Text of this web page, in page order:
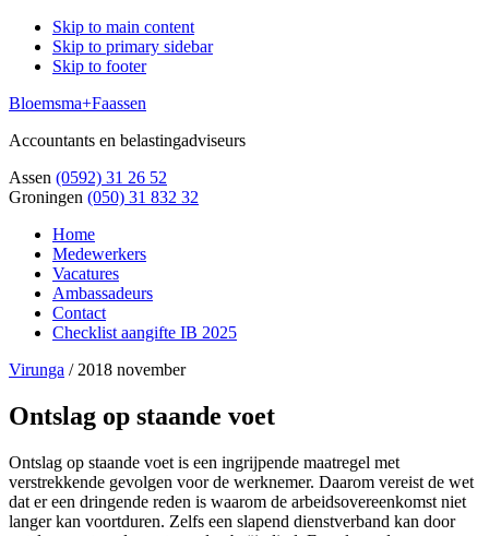
Skip to main content
Skip to primary sidebar
Skip to footer
Bloemsma+Faassen
Accountants en belastingadviseurs
Assen (0592) 31 26 52
Groningen (050) 31 832 32
Home
Medewerkers
Vacatures
Ambassadeurs
Contact
Checklist aangifte IB 2025
Virunga / 2018 november
Ontslag op staande voet
Ontslag op staande voet is een ingrijpende maatregel met
verstrekkende gevolgen voor de werknemer. Daarom vereist de wet
dat er een dringende reden is waarom de arbeidsovereenkomst niet
langer kan voortduren. Zelfs een slapend dienstverband kan door